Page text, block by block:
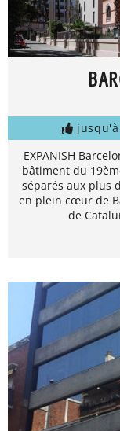
EXPANISH
bâtiment du
séparés aux plus
en plein cœur de
de